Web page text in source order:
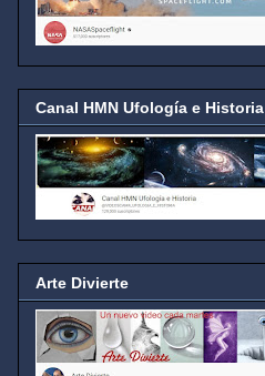
Canal HMN Ufología e Historia
Arte Divierte